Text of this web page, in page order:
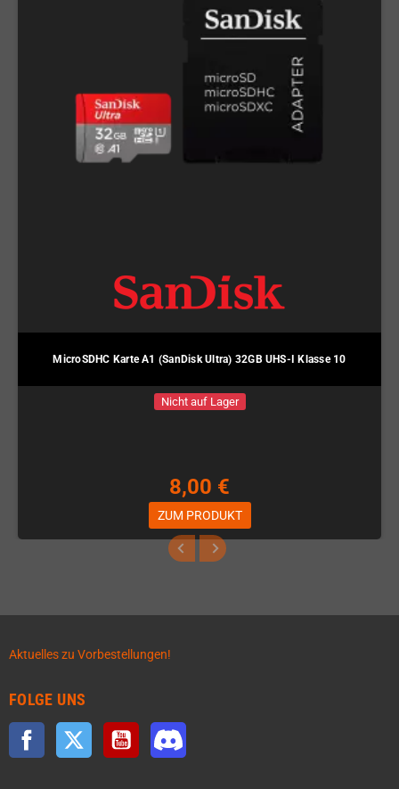
MicroSDHC Karte A1 (SanDisk Ultra) 32GB UHS-I Klasse 10
Nicht auf Lager
8,00 €
ZUM PRODUKT
Aktuelles zu Vorbestellungen!
FOLGE UNS
Facebook Twitter YouTube